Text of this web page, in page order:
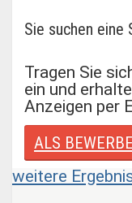
Sie suchen eine
Tragen Sie
ein und
Anzeigen per
ALS
weitere